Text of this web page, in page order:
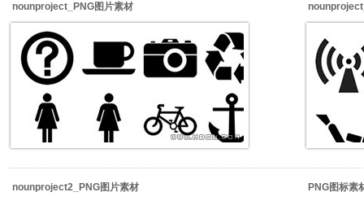
nounproject_PNG图片素材
nounproject2_PNG图片素材 PNG图标素